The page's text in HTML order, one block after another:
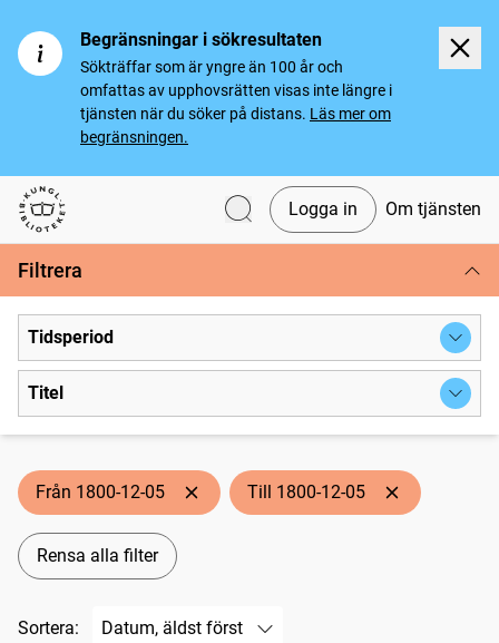
Begränsningar i sökresultaten
Sökträffar som är yngre än 100 år och
omfattas av upphovsrätten visas inte längre i
tjänsten när du söker på distans. Läs mer om
begränsningen.
Svenska tidningar
Logga in Om tjänsten
Filtrera
Tidsperiod
Titel
Från 1800-12-05 Till 1800-12-05
Rensa alla filter
Sortera: